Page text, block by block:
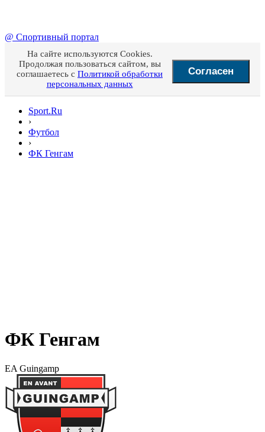
@ Спортивный портал
На сайте используются Cookies.
Продолжая пользоваться сайтом, вы
соглашаетесь с Политикой обработки
персональных данных
Согласен
Sport.Ru
›
Футбол
›
ФК Генгам
ФК Генгам
EA Guingamp